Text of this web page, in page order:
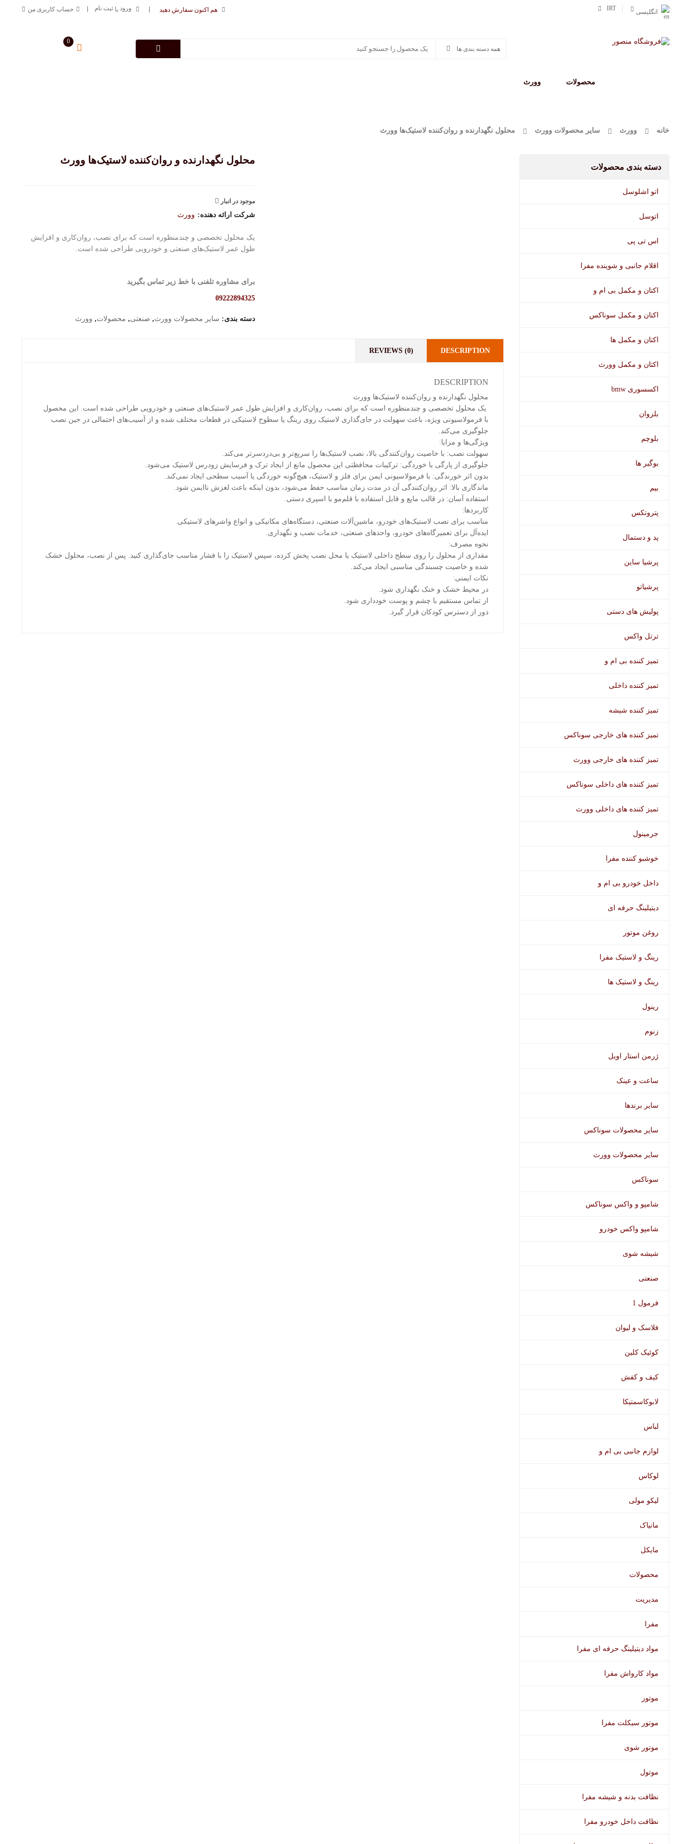
انگلیسی
IRT حساب کاربری من ورود یا ثبت نام هم اکنون سفارش دهید
0
محصولات وورث
خانه وورث سایر محصولات وورث محلول نگهدارنده و روان‌کننده لاستیک‌ها وورث
دسته بندی محصولات
اتو اشلوسل
اتوسل
اس تی پی
اقلام جانبی و شوینده مفرا
اکتان و مکمل بی ام و
اکتان و مکمل سوناکس
اکتان و مکمل ها
اکتان و مکمل وورث
اکسسوری bmw
بلزوان
بلوچم
بوگیر ها
بیم
پتروتکس
پد و دستمال
پرشیا ساین
پرشیاتو
پولیش های دستی
ترتل واکس
تمیز کننده بی ام و
تمیز کننده داخلی
تمیز کننده شیشه
تمیز کننده های خارجی سوناکس
تمیز کننده های خارجی وورث
تمیز کننده های داخلی سوناکس
تمیز کننده های داخلی وورث
جرمینول
خوشبو کننده مفرا
داخل خودرو بی ام و
دیتیلینگ حرفه ای
روغن موتور
رینگ و لاستیک مفرا
رینگ و لاستیک ها
رینول
زنوم
ژرمن استار اویل
ساعت و عینک
سایر برندها
سایر محصولات سوناکس
سایر محصولات وورث
سوناکس
شامپو و واکس سوناکس
شامپو واکس خودرو
شیشه شوی
صنعتی
فرمول 1
فلاسک و لیوان
کوئیک کلین
کیف و کفش
لابوکاسمتیکا
لباس
لوازم جانبی بی ام و
لوکاس
لیکو مولی
مانیاک
مایکل
محصولات
مدیریت
مفرا
مواد دیتیلینگ حرفه ای مفرا
مواد کارواش مفرا
موتور
موتور سیکلت مفرا
موتور شوی
موتول
نظافت بدنه و شیشه مفرا
نظافت داخل خودرو مفرا
محلول نگهدارنده و روان‌کننده لاستیک‌ها وورث
موجود در انبار
شرکت ارائه دهنده: وورث
یک محلول تخصصی و چندمنظوره است که برای نصب، روان‌کاری و افزایش
طول عمر لاستیک‌های صنعتی و خودرویی طراحی شده است.
برای مشاوره تلفنی با خط زیر تماس بگیرید
09222894325
دسته بندی: سایر محصولات وورث, صنعتی, محصولات, وورث
DESCRIPTION
REVIEWS (0)
DESCRIPTION
محلول نگهدارنده و روان‌کننده لاستیک‌ها وورث
یک محلول تخصصی و چندمنظوره است که برای نصب، روان‌کاری و افزایش طول عمر لاستیک‌های صنعتی و خودرویی طراحی شده است. این محصول
با فرمولاسیونی ویژه، باعث سهولت در جای‌گذاری لاستیک روی رینگ یا سطوح لاستیکی در قطعات مختلف شده و از آسیب‌های احتمالی در حین نصب
جلوگیری می‌کند.
ویژگی‌ها و مزایا:
سهولت نصب: با خاصیت روان‌کنندگی بالا، نصب لاستیک‌ها را سریع‌تر و بی‌دردسرتر می‌کند.
جلوگیری از پارگی یا خوردگی: ترکیبات محافظتی این محصول مانع از ایجاد ترک و فرسایش زودرس لاستیک می‌شود.
بدون اثر خورندگی: با فرمولاسیونی ایمن برای فلز و لاستیک، هیچ‌گونه خوردگی یا آسیب سطحی ایجاد نمی‌کند.
ماندگاری بالا: اثر روان‌کنندگی آن در مدت زمان مناسب حفظ می‌شود، بدون اینکه باعث لغزش ناایمن شود.
استفاده آسان: در قالب مایع و قابل استفاده با قلم‌مو یا اسپری دستی.
کاربردها:
مناسب برای نصب لاستیک‌های خودرو، ماشین‌آلات صنعتی، دستگاه‌های مکانیکی و انواع واشرهای لاستیکی.
ایده‌آل برای تعمیرگاه‌های خودرو، واحدهای صنعتی، خدمات نصب و نگهداری.
نحوه مصرف:
مقداری از محلول را روی سطح داخلی لاستیک یا محل نصب پخش کرده، سپس لاستیک را با فشار مناسب جای‌گذاری کنید. پس از نصب، محلول خشک
شده و خاصیت چسبندگی مناسبی ایجاد می‌کند.
نکات ایمنی:
در محیط خشک و خنک نگهداری شود.
از تماس مستقیم با چشم و پوست خودداری شود.
دور از دسترس کودکان قرار گیرد.